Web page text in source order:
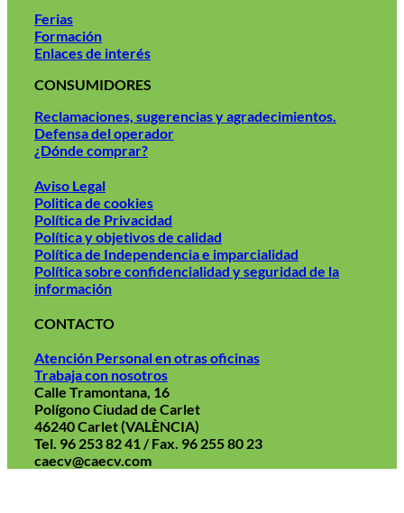
Ferias
Formación
Enlaces de interés
CONSUMIDORES
Reclamaciones, sugerencias y agradecimientos.
Defensa del operador
¿Dónde comprar?
Aviso Legal
Politica de cookies
Política de Privacidad
Política y objetivos de calidad
Política de Independencia e imparcialidad
Política sobre confidencialidad y seguridad de la
información
CONTACTO
Atención Personal en otras oficinas
Trabaja con nosotros
Calle Tramontana, 16
Polígono Ciudad de Carlet
46240 Carlet (VALÈNCIA)
Tel. 96 253 82 41 / Fax. 96 255 80 23
caecv@caecv.com